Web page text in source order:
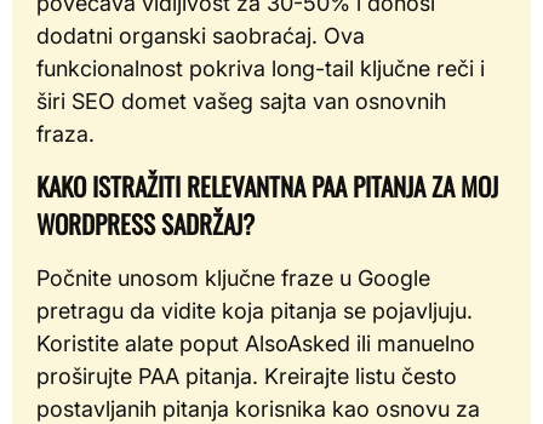
dodatni organski saobraćaj. Ova
funkcionalnost pokriva long-tail ključne reči i
širi SEO domet vašeg sajta van osnovnih
fraza.
KAKO ISTRAŽITI RELEVANTNA PAA PITANJA ZA MOJ
WORDPRESS SADRŽAJ?
Počnite unosom ključne fraze u Google
pretragu da vidite koja pitanja se pojavljuju.
Koristite alate poput AlsoAsked ili manuelno
proširujte PAA pitanja. Kreirajte listu često
postavljanih pitanja korisnika kao osnovu za